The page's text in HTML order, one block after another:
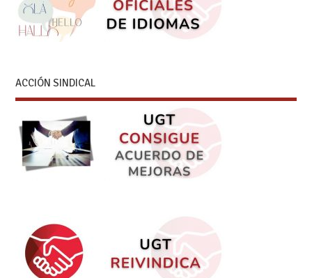
ACCIÓN SINDICAL